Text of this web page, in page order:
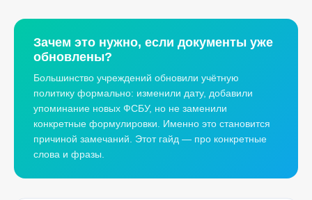
Зачем это нужно, если документы уже
обновлены?
Большинство учреждений обновили учётную
политику формально: изменили дату, добавили
упоминание новых ФСБУ, но не заменили
конкретные формулировки. Именно это становится
причиной замечаний. Этот гайд — про конкретные
слова и фразы.